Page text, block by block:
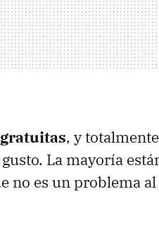
, y
La mayoría
no es un problema